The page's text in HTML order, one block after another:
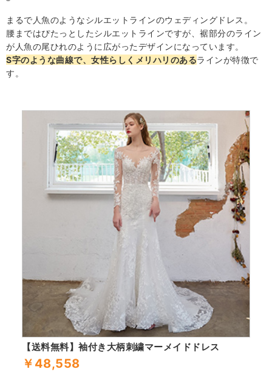
まるで人魚のようなシルエットラインのウェディングドレス。
腰まではぴたっとしたシルエットラインですが、裾部分のライン
が人魚の尾ひれのように広がったデザインになっています。
S字のような曲線で、女性らしくメリハリのあるラインが特徴で
す。
【送料無料】袖付き大柄刺繍マーメイドドレス
￥48,558